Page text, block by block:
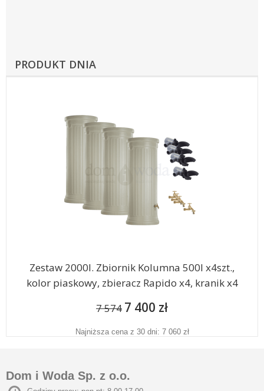
PRODUKT DNIA
Zestaw 2000l. Zbiornik Kolumna 500l x4szt.,
kolor piaskowy, zbieracz Rapido x4, kranik x4
7 574 7 400 zł
Najniższa cena z 30 dni: 7 060 zł
Dom i Woda Sp. z o.o.